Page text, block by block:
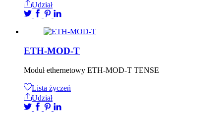
Udział
ETH-MOD-T
Moduł ethernetowy ETH-MOD-T TENSE
Lista życzeń
Udział